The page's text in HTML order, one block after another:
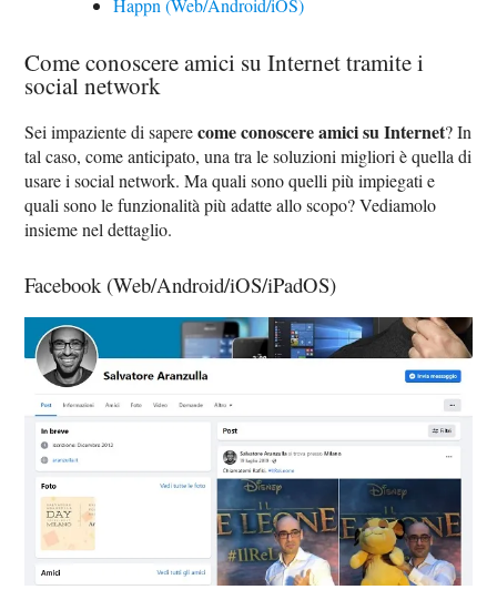
Happn (Web/Android/iOS)
Come conoscere amici su Internet tramite i
social network
Sei impaziente di saperecome conoscere amici su Internet? In
tal caso, come anticipato, una tra le soluzioni migliori è quella di
usare i social network. Ma quali sono quelli più impiegati e
quali sono le funzionalità più adatte allo scopo? Vediamolo
insieme nel dettaglio.
Facebook (Web/Android/iOS/iPadOS)